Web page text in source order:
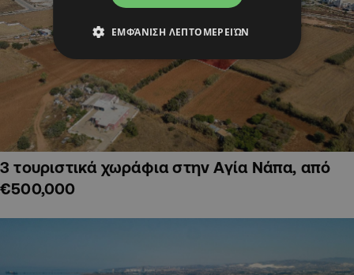
3 τουριστικά χωράφια στην Αγία Νάπα, από
€500,000
ΕΜΦΆΝΙΣΗ ΛΕΠΤΟΜΕΡΕΙΏΝ